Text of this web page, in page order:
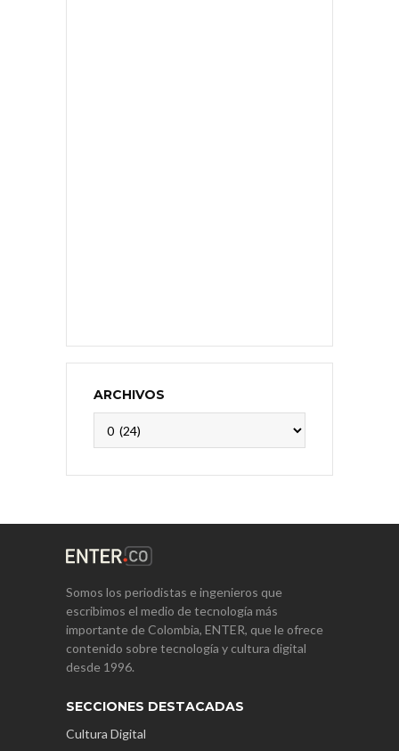
ARCHIVOS
Somos los periodistas e ingenieros que
escribimos el medio de tecnología más
importante de Colombia, ENTER, que le ofrece
contenido sobre tecnología y cultura digital
desde 1996.
SECCIONES DESTACADAS
Cultura Digital